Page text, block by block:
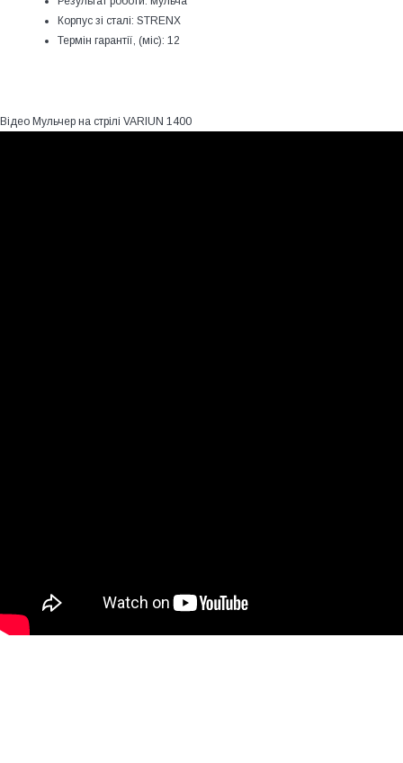
Корпус зі сталі: STRENX
Термін гарантії, (міс): 12
Відео Мульчер на стрілі VARIUN 1400